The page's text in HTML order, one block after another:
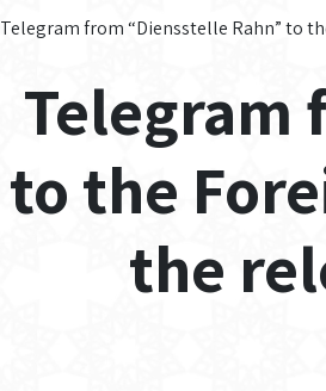
Telegram from “Diensstelle Rahn” to
Telegram
to the
the